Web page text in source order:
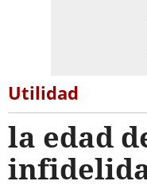
Utilidad
la edad